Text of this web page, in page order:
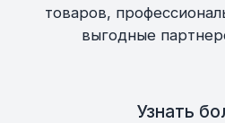
товаров,
выгодные
Узнать